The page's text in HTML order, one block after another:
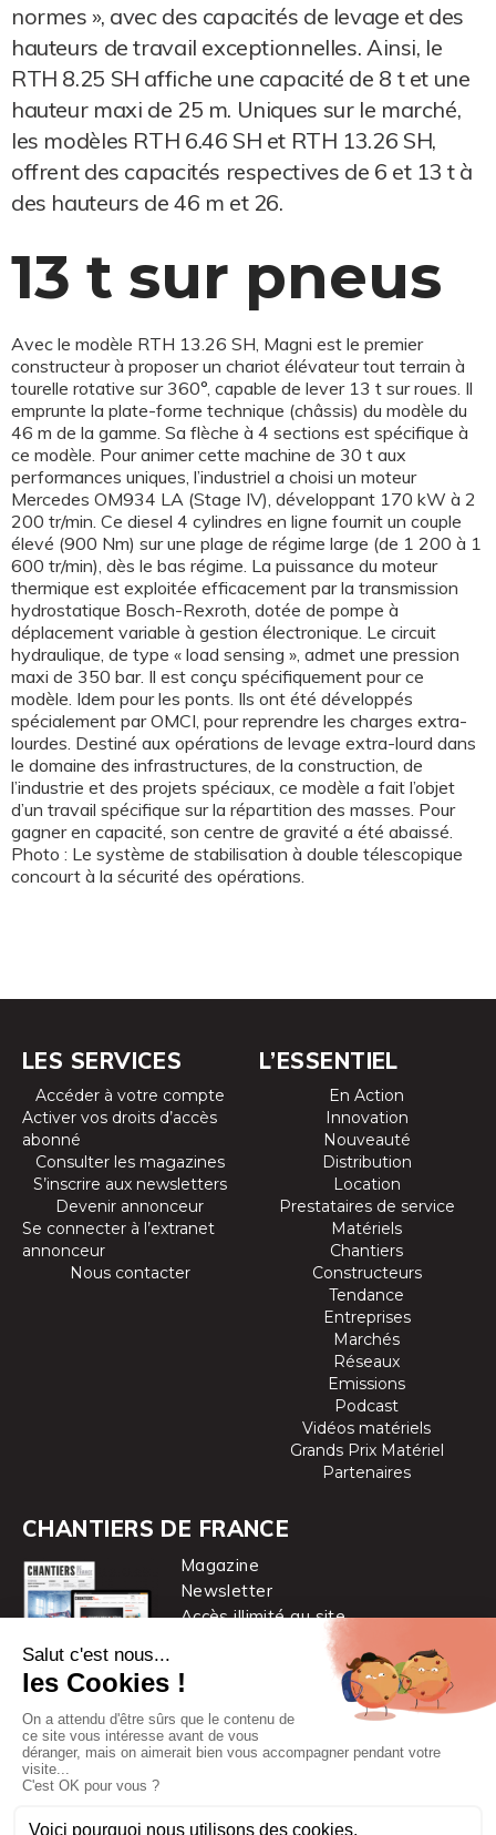
normes », avec des capacités de levage et des
hauteurs de travail exceptionnelles. Ainsi, le
RTH 8.25 SH affiche une capacité de 8 t et une
hauteur maxi de 25 m. Uniques sur le marché,
les modèles RTH 6.46 SH et RTH 13.26 SH,
offrent des capacités respectives de 6 et 13 t à
des hauteurs de 46 m et 26.
13 t sur pneus
Avec le modèle RTH 13.26 SH, Magni est le premier
constructeur à proposer un chariot élévateur tout terrain à
tourelle rotative sur 360°, capable de lever 13 t sur roues. Il
emprunte la plate-forme technique (châssis) du modèle du
46 m de la gamme. Sa flèche à 4 sections est spécifique à
ce modèle. Pour animer cette machine de 30 t aux
performances uniques, l’industriel a choisi un moteur
Mercedes OM934 LA (Stage IV), développant 170 kW à 2
200 tr/min. Ce diesel 4 cylindres en ligne fournit un couple
élevé (900 Nm) sur une plage de régime large (de 1 200 à 1
600 tr/min), dès le bas régime. La puissance du moteur
thermique est exploitée efficacement par la transmission
hydrostatique Bosch-Rexroth, dotée de pompe à
déplacement variable à gestion électronique. Le circuit
hydraulique, de type « load sensing », admet une pression
maxi de 350 bar. Il est conçu spécifiquement pour ce
modèle. Idem pour les ponts. Ils ont été développés
spécialement par OMCI, pour reprendre les charges extra-
lourdes. Destiné aux opérations de levage extra-lourd dans
le domaine des infrastructures, de la construction, de
l’industrie et des projets spéciaux, ce modèle a fait l’objet
d’un travail spécifique sur la répartition des masses. Pour
gagner en capacité, son centre de gravité a été abaissé.
Photo : Le système de stabilisation à double télescopique
concourt à la sécurité des opérations.
LES SERVICES
Accéder à votre compte
Activer vos droits d’accès
abonné
Consulter les magazines
S’inscrire aux newsletters
Devenir annonceur
Se connecter à l’extranet
annonceur
Nous contacter
L’ESSENTIEL
En Action
Innovation
Nouveauté
Distribution
Location
Prestataires de service
Matériels
Chantiers
Constructeurs
Tendance
Entreprises
Marchés
Réseaux
Emissions
Podcast
Vidéos matériels
Grands Prix Matériel
Partenaires
CHANTIERS DE FRANCE
Magazine
Newsletter
Accès illimité au site
Chantiers de France est une marque